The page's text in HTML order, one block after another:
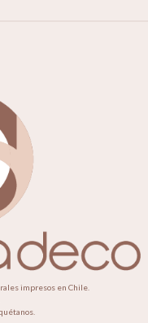
impresos en Chile.